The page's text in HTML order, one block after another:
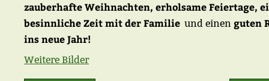
zauberhafte Weihnachten, erholsame Feiertage,
besinnliche Zeit mit der Familie und einen guten
ins neue Jahr!
Weitere Bilder